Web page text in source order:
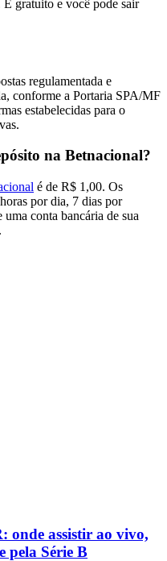
É gratuito e você pode sair
regulamentada e
conforme a Portaria SPA/MF
estabelecidas para o
na Betnacional?
é de R$ 1,00. Os
por dia, 7 dias por
conta bancária de sua
onde assistir ao vivo,
pela Série B